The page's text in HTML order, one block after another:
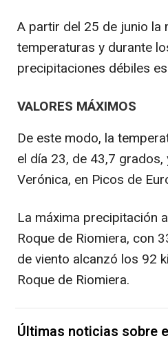
A partir del 25 de junio la
temperaturas y durante
precipitaciones débiles
VALORES MÁXIMOS
De este modo, la
el día 23, de 43,7
Verónica, en Picos de
La máxima precipitación
Roque de Riomiera, con
de viento alcanzó los 92
Roque de Riomiera.
Últimas noticias sobre